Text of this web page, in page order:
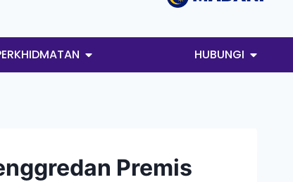
HUBUNGI
Premis